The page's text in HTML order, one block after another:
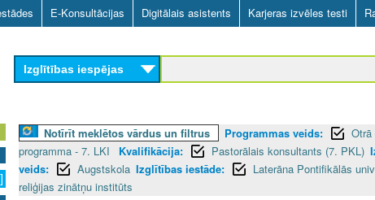
Skip
to
main
content
E-Konsultācijas Digitālais asistents Karjeras izvēles testi
Izglītības iespējas
Notīrīt meklētos vārdus un filtrus Programmas veids:
Otrā
programma - 7. LKI
Kvalifikācija: Pastorālais konsultants (7. PKL)
veids:
Augstskola Izglītības iestāde:
Laterāna Pontifikālās
reliģijas zinātņu institūts